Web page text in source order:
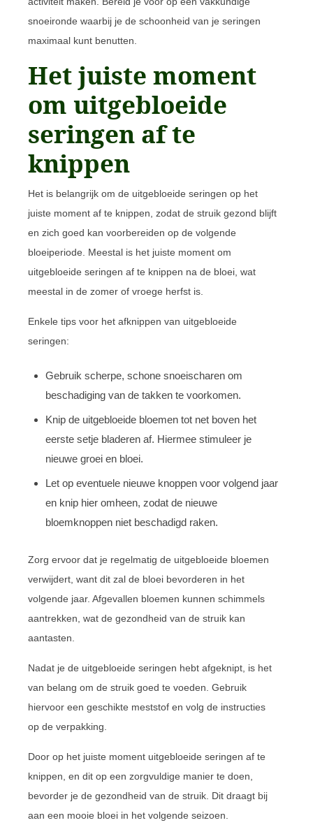
snoeironde waarbij je de schoonheid van je seringen
maximaal kunt benutten.
Het juiste moment
om uitgebloeide
seringen af te
knippen
Het is belangrijk om de uitgebloeide seringen op het
juiste moment af te knippen, zodat de struik gezond blijft
en zich goed kan voorbereiden op de volgende
bloeiperiode. Meestal is het juiste moment om
uitgebloeide seringen af te knippen na de bloei, wat
meestal in de zomer of vroege herfst is.
Enkele tips voor het afknippen van uitgebloeide
seringen:
Gebruik scherpe, schone snoeischaren om
beschadiging van de takken te voorkomen.
Knip de uitgebloeide bloemen tot net boven het
eerste setje bladeren af. Hiermee stimuleer je
nieuwe groei en bloei.
Let op eventuele nieuwe knoppen voor volgend jaar
en knip hier omheen, zodat de nieuwe
bloemknoppen niet beschadigd raken.
Zorg ervoor dat je regelmatig de uitgebloeide bloemen
verwijdert, want dit zal de bloei bevorderen in het
volgende jaar. Afgevallen bloemen kunnen schimmels
aantrekken, wat de gezondheid van de struik kan
aantasten.
Nadat je de uitgebloeide seringen hebt afgeknipt, is het
van belang om de struik goed te voeden. Gebruik
hiervoor een geschikte meststof en volg de instructies
op de verpakking.
Door op het juiste moment uitgebloeide seringen af te
knippen, en dit op een zorgvuldige manier te doen,
bevorder je de gezondheid van de struik. Dit draagt bij
aan een mooie bloei in het volgende seizoen.